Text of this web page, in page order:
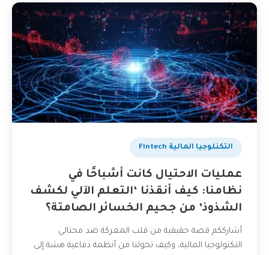
التكنلوجيا المالية Fintech
عمليات الاحتيال كانت أشباحًا في
نظامنا: كيف أنقذنا ‘التعلم الآلي لكشف
الشذوذ’ من جحيم الخسائر الصامتة؟
أشارككم قصة حقيقية من قلب المعركة ضد محتالي
التكنولوجيا المالية، وكيف تحولنا من أنظمة دفاعية هشة إلى